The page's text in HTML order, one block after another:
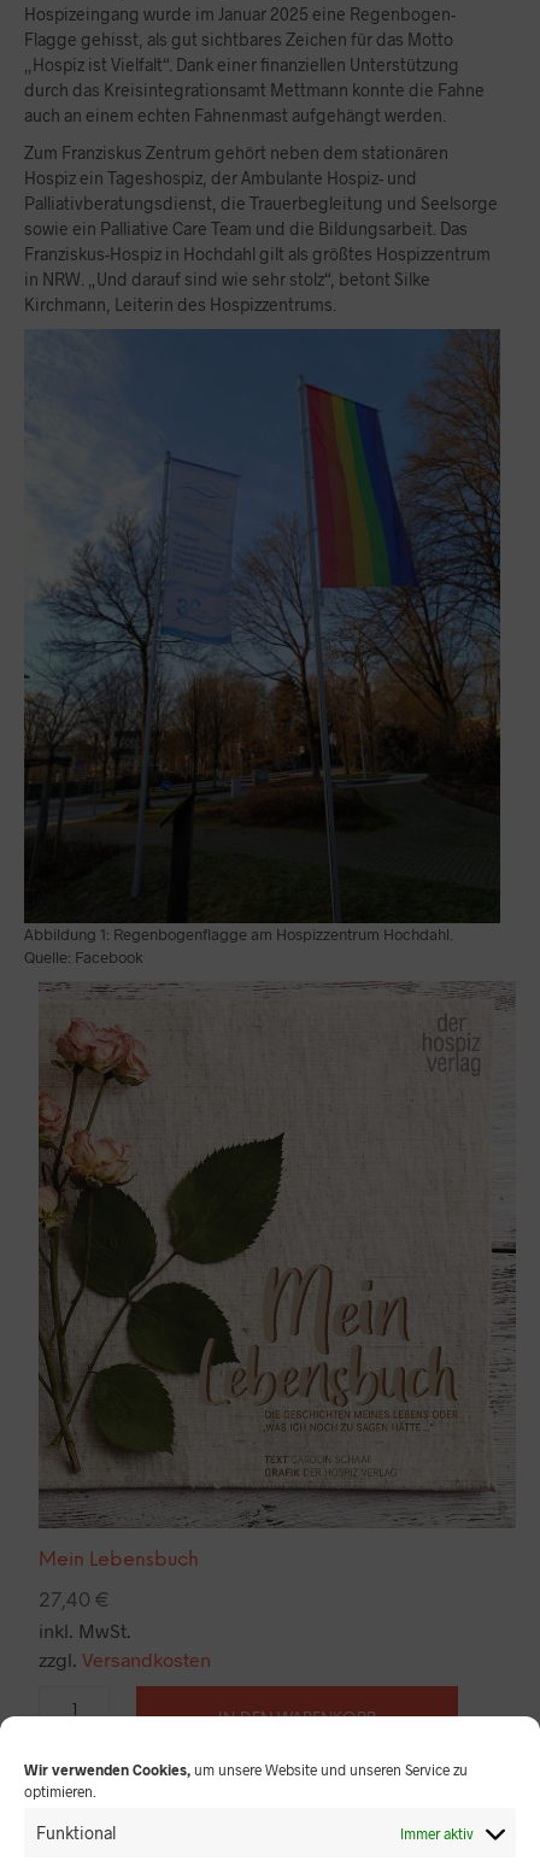
Wir verwenden Cookies, um unsere Website und unseren Service zu
optimieren.
Funktional Immer aktiv
Hospizeingang wurde im Januar 2025 eine Regenbogen-
Flagge gehisst, als gut sichtbares Zeichen für das Motto
„Hospiz ist Vielfalt“. Dank einer finanziellen Unterstützung
durch das Kreisintegrationsamt Mettmann konnte die Fahne
auch an einem echten Fahnenmast aufgehängt werden.
Zum Franziskus Zentrum gehört neben dem stationären
Hospiz ein Tageshospiz, der Ambulante Hospiz- und
Palliativberatungsdienst, die Trauerbegleitung und Seelsorge
sowie ein Palliative Care Team und die Bildungsarbeit. Das
Franziskus-Hospiz in Hochdahl gilt als größtes Hospizzentrum
in NRW. „Und darauf sind wie sehr stolz“, betont Silke
Kirchmann, Leiterin des Hospizzentrums.
Abbildung 1: Regenbogenflagge am Hospizzentrum Hochdahl.
Quelle: Facebook
Mein Lebensbuch
27,40 €
inkl. MwSt.
zzgl. Versandkosten
IN DEN WARENKORB